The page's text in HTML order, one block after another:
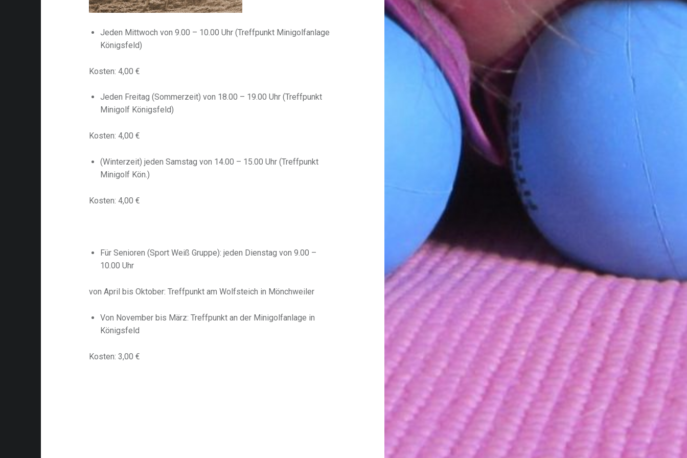
Jeden Mittwoch von 9.00 – 10.00 Uhr (Treffpunkt Minigolfanlage
Königsfeld)
Kosten: 4,00 €
Jeden Freitag (Sommerzeit) von 18.00 – 19.00 Uhr (Treffpunkt
Minigolf Königsfeld)
Kosten: 4,00 €
(Winterzeit) jeden Samstag von 14.00 – 15.00 Uhr (Treffpunkt
Minigolf Kön.)
Kosten: 4,00 €
Für Senioren (Sport Weiß Gruppe): jeden Dienstag von 9.00 –
10.00 Uhr
von April bis Oktober: Treffpunkt am Wolfsteich in Mönchweiler
Von November bis März: Treffpunkt an der Minigolfanlage in
Königsfeld
Kosten: 3,00 €